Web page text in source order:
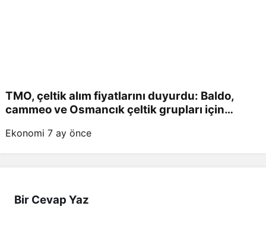
TMO, çeltik alım fiyatlarını duyurdu: Baldo,
cammeo ve Osmancık çeltik grupları için
Ekonomi 7 ay önce
Bir Cevap Yaz